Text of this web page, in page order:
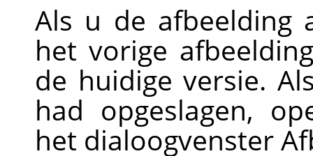
Als u de afbeelding
het vorige
de huidige versie.
had opgeslagen,
het dialoogvenster